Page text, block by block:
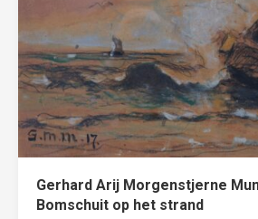
Gerhard Arij Morgenstjerne
Bomschuit op het strand